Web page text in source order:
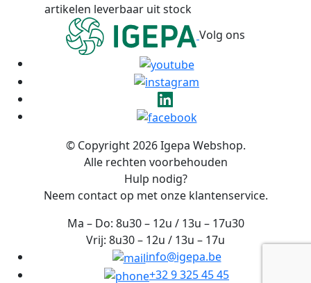
artikelen leverbaar uit stock
Volg ons
© Copyright 2026 Igepa Webshop.
Alle rechten voorbehouden
Hulp nodig?
Neem contact op met onze klantenservice.
Ma – Do: 8u30 – 12u / 13u – 17u30
Vrij: 8u30 – 12u / 13u – 17u
info@igepa.be
+32 9 325 45 45